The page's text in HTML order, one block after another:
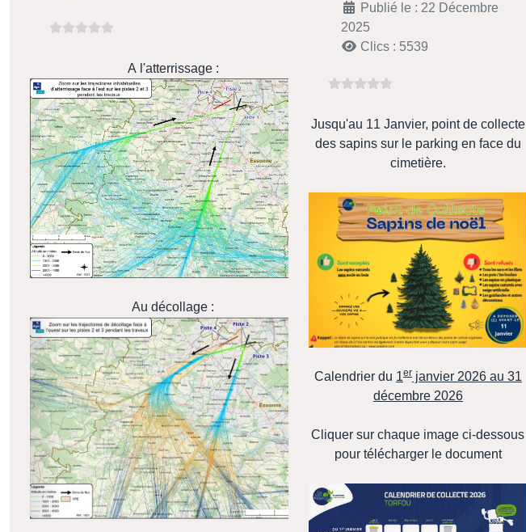
A l'atterrissage :
Publié le : 22 Décembre
2025
Clics : 5539
Jusqu'au 11 Janvier, point de collecte
des sapins sur le parking en face du
cimetière.
Calendrier du 1erjanvier 2026 au 31
décembre 2026
Cliquer sur chaque image ci-dessous
pour télécharger le document